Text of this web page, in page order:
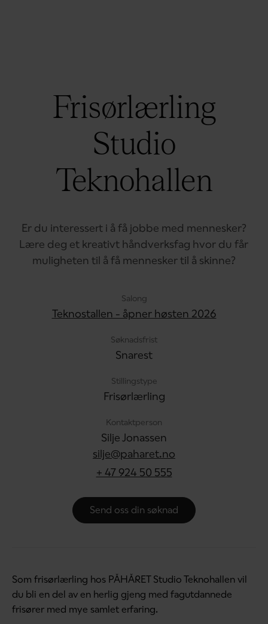
Frisørlærling
Studio
Teknohallen
Er du interessert i å få jobbe med mennesker?
Lære deg et kreativt håndverksfag hvor du får
muligheten til å få mennesker til å skinne?
Salong
Teknostallen - åpner høsten 2026
Søknadsfrist
Snarest
Stillingstype
Frisørlærling
Kontaktperson
Silje Jonassen
silje@paharet.no
+ 47 924 50 555
Send oss din søknad
Som frisørlærling hos PÅHÅRET Studio Teknohallen vil
du bli en del av en herlig gjeng med fagutdannede
frisører med mye samlet erfaring.